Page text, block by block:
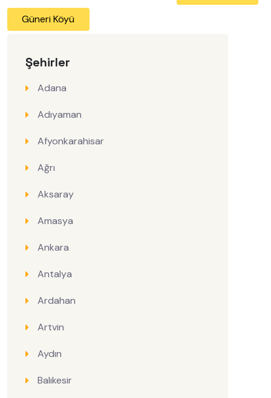
Şehirler
Adana
Adıyaman
Afyonkarahisar
Ağrı
Aksaray
Amasya
Ankara
Antalya
Ardahan
Artvin
Aydın
Balıkesir
Güneri Köyü